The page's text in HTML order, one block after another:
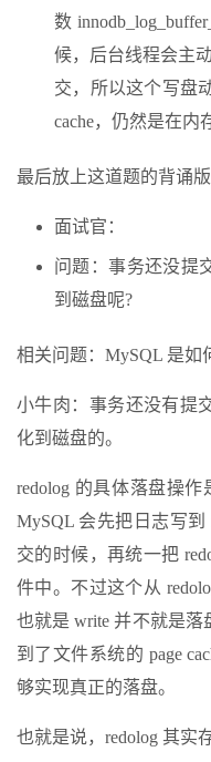
数
候，后台线程会主
交，所以这个写盘
cache，仍然是在内
最后放上这道题的背诵版
面试官：
问题：事务还没提
到磁盘呢?
相关问题：MySQL 是如
小牛肉：事务还没有提
化到磁盘的。
redolog 的具体落盘操
MySQL 会先把日志写到
交的时候，再统一把
件中。不过这个从
也就是 write 并不就是落
到了文件系统的 page
够实现真正的落盘。
也就是说，redolog 其实